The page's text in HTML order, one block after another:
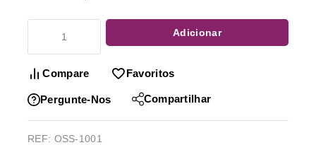
Adicionar
Compare Favoritos
Pergunte-Nos Compartilhar
REF: OSS-1001